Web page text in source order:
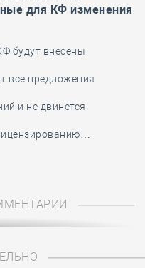
для КФ изменения
будут внесены
все предложения
и не двинется